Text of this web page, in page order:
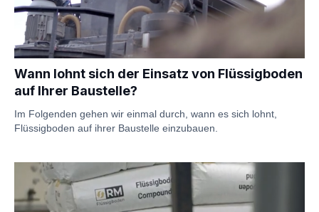
Wann lohnt sich der Einsatz von Flüssigboden
auf Ihrer Baustelle?
Im Folgenden gehen wir einmal durch, wann es sich lohnt,
Flüssigboden auf ihrer Baustelle einzubauen.